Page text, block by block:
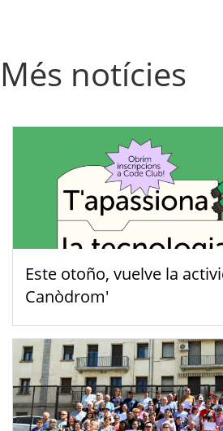
Més notícies
Este otoño, vuelve la
Canòdrom'